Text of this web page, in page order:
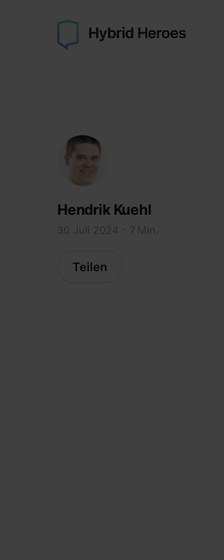
Hendrik Kuehl
30 Juli 2024 7 Min.
Teilen